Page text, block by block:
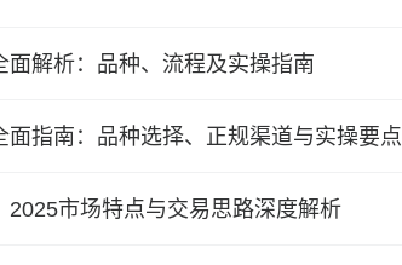
面解析：品种、流程及实操指南
面指南：品种选择、正规渠道与实操要点
2025市场特点与交易思路深度解析